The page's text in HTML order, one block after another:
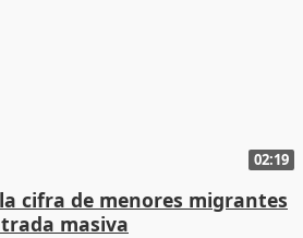
02:19
cifra de menores migrantes
masiva